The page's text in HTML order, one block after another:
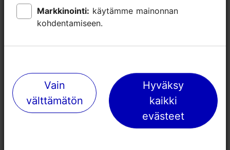
TripAdvisorissa® annetut arviot
Markkinointi:
kohdentamiseen.
Vain
välttämätön
Hyväksy
kaikki
evästeet
Markkinointi:
kohdentamiseen.
Vain
välttämätön
Hyväksy
kaikki
evästeet